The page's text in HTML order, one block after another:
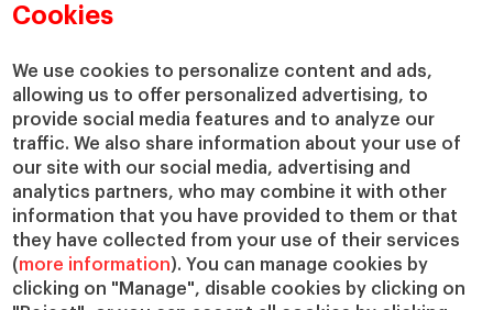
Cookies
We use cookies to personalize content and ads,
allowing us to offer personalized advertising, to
provide social media features and to analyze our
traffic. We also share information about your use of
our site with our social media, advertising and
analytics partners, who may combine it with other
information that you have provided to them or that
they have collected from your use of their services
(more information). You can manage cookies by
clicking on "Manage", disable cookies by clicking on
Departamentos académicos
Cátedras
IESE Insight
IESE Publishing
Nuestro impacto
Colabora con el IESE
Servicios
Biblioteca
Canal de Compliance
Capellanía
IESE Shop
Jobs @IESE